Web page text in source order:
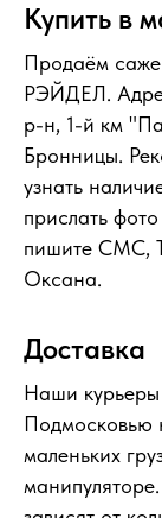
Купить в
Продаём
РЭЙДЕЛ.
р-н, 1-й км
Бронницы.
узнать
прислать
пишите СМС,
Оксана.
Доставка
Наши курьеры
Подмосковью
маленьких